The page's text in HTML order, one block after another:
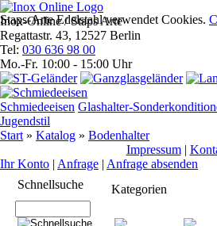
Staps-Arte Edelstahl verwendet Cookies.
Inox-Online / Staps Arte
Regattastr. 43, 12527 Berlin
Tel: 030 636 98 00
Mo.-Fr. 10:00 - 15:00 Uhr
Schmiedeeisen Glashalter-
Jugendstil
Start » Katalog » Bodenhalter
Impres­sum|
Ihr Konto | Anfrage | Anfrage absenden
Schnell­suche
Kategorien